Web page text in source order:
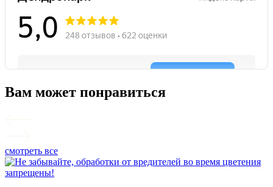
Вам может понравиться
смотреть все